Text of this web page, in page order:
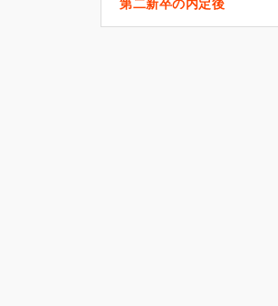
第二新卒の内定後